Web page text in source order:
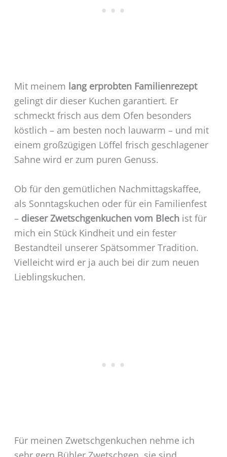
Mit meinem lang erprobten Familienrezept
gelingt dir dieser Kuchen garantiert. Er
schmeckt frisch aus dem Ofen besonders
köstlich – am besten noch lauwarm – und mit
einem großzügigen Löffel frisch geschlagener
Sahne wird er zum puren Genuss.
Ob für den gemütlichen Nachmittagskaffee,
als Sonntagskuchen oder für ein Familienfest
– dieser Zwetschgenkuchen vom Blechist für
mich ein Stück Kindheit und ein fester
Bestandteil unserer Spätsommer Tradition.
Vielleicht wird er ja auch bei dir zum neuen
Lieblingskuchen.
Für meinen Zwetschgenkuchen nehme ich